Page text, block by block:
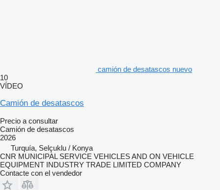
camión de desatascos nuevo
10
VÍDEO
Camión de desatascos
Precio a consultar
Camión de desatascos
2026
Turquía, Selçuklu / Konya
CNR MUNICIPAL SERVICE VEHICLES AND ON VEHICLE
EQUIPMENT INDUSTRY TRADE LIMITED COMPANY
Contacte con el vendedor